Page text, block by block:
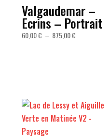
Valgaudemar –
Ecrins – Portrait
60,00€ – 875,00€Plage